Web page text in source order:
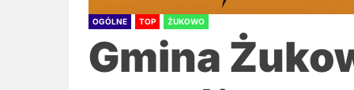
OGÓLNE TOP ŻUKOWO
Gmina